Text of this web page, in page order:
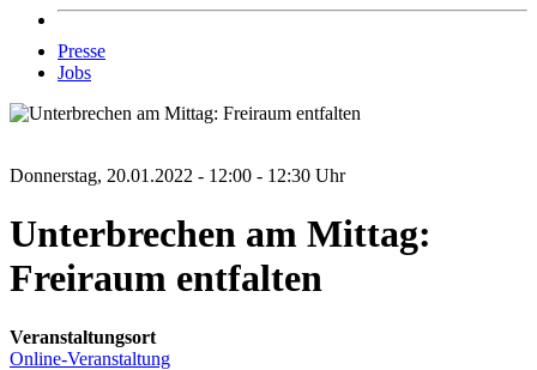
Presse
Jobs
Donnerstag, 20.01.2022 - 12:00 - 12:30 Uhr
Unterbrechen am Mittag:
Freiraum entfalten
Veranstaltungsort
Online-Veranstaltung